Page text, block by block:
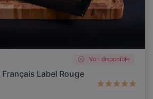
Non disponible
Label Rouge